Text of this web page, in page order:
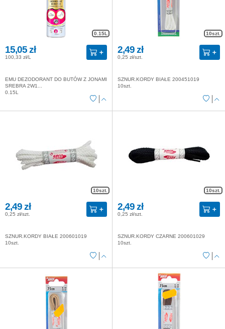
0.15L
15,05 zł
100,33 zł/L
EMU DEZODORANT DO BUTÓW Z JONAMI
SREBRA 2W1...
0.15L
10szt.
2,49 zł
0,25 zł/szt.
SZNUR.KORDY BIAŁE 200451019
10szt.
10szt.
2,49 zł
0,25 zł/szt.
SZNUR.KORDY BIAŁE 200601019
10szt.
10szt.
2,49 zł
0,25 zł/szt.
SZNUR.KORDY CZARNE 200601029
10szt.